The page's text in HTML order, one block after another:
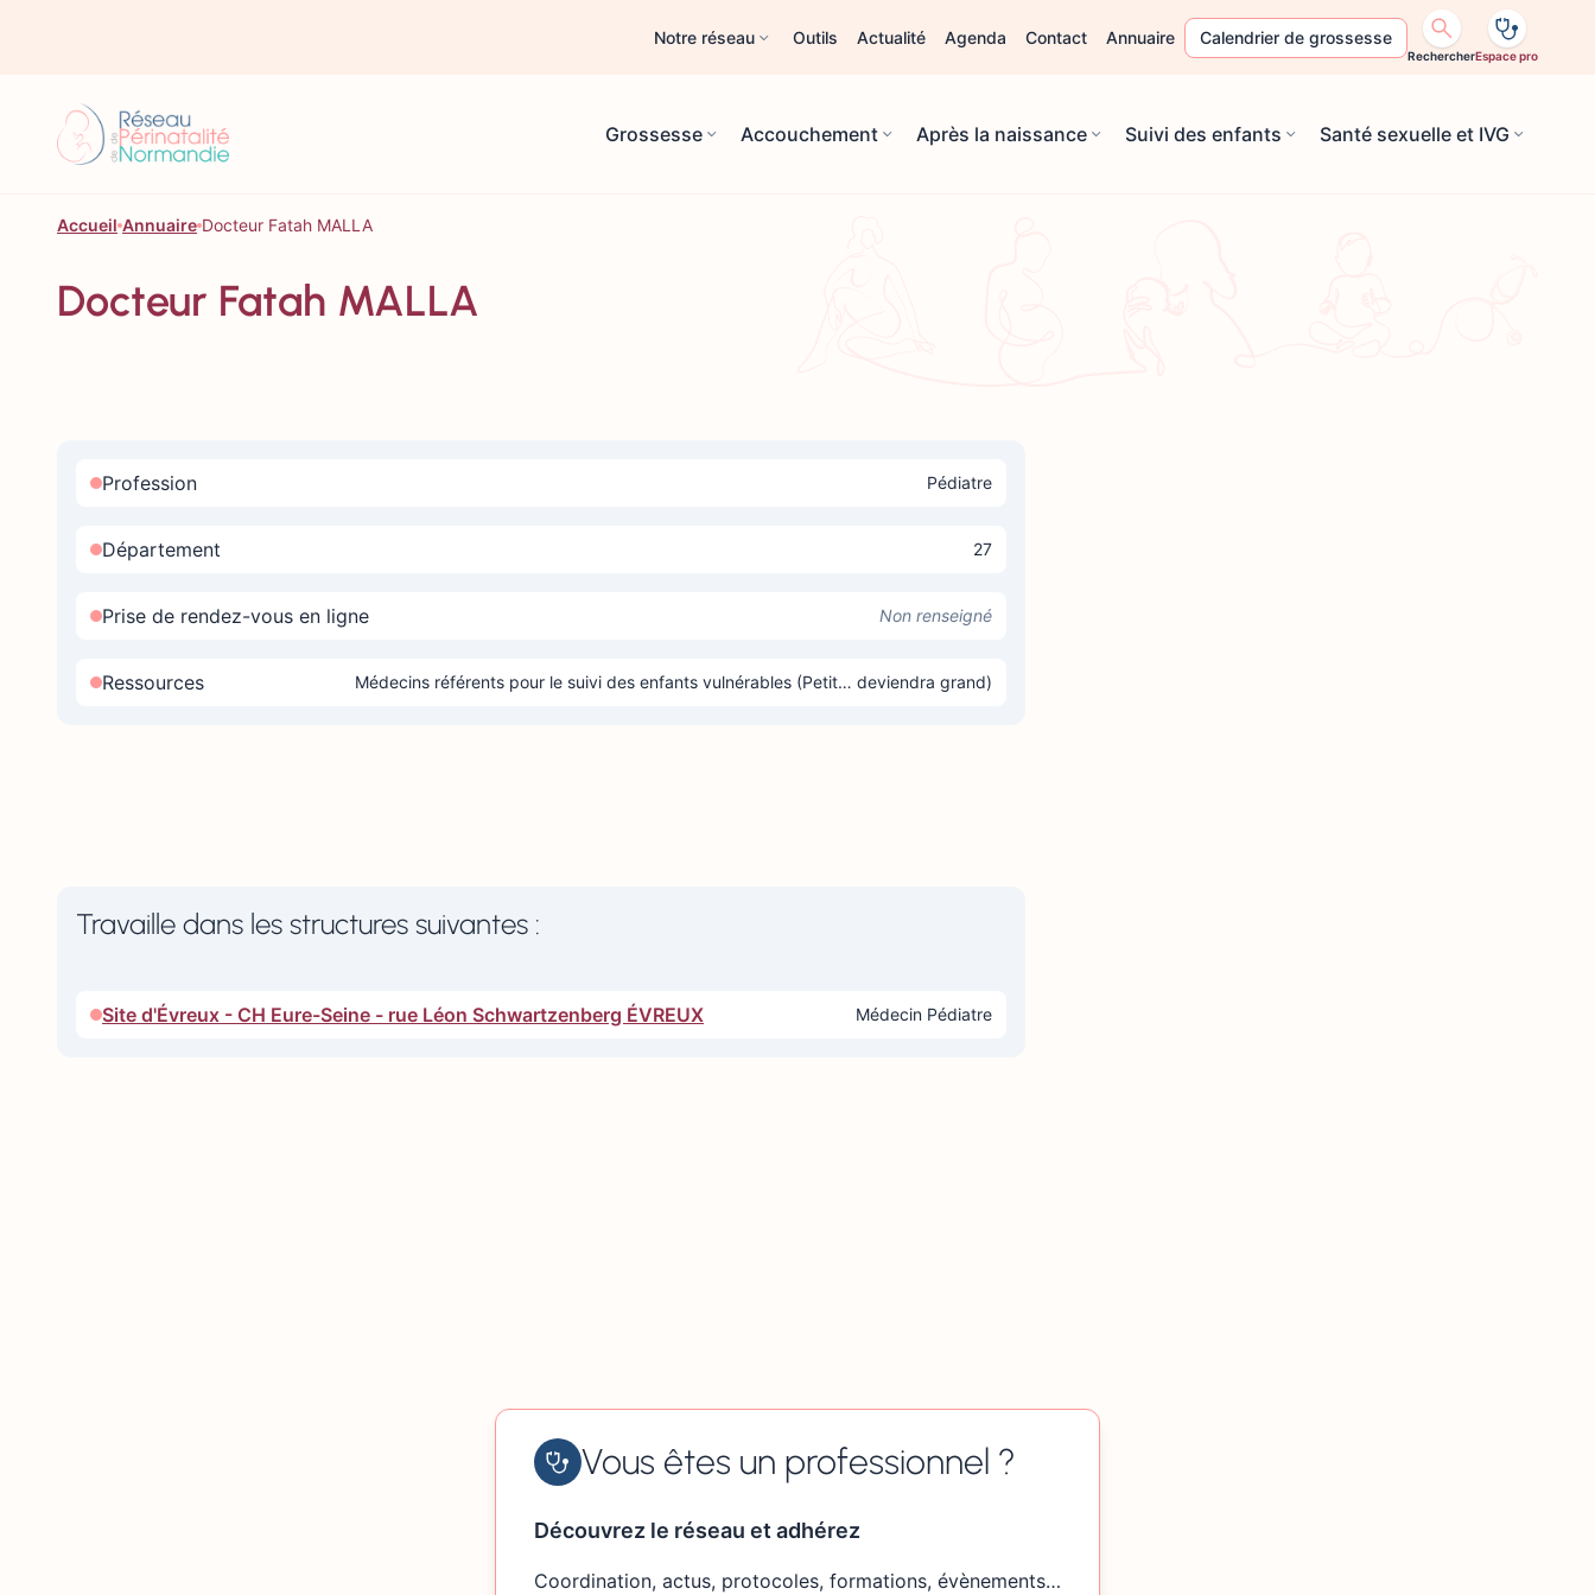
Notre réseau Outils Actualité Agenda Contact Annuaire Calendrier de grossesse
RechercherEspace pro
Grossesse Accouchement Après la naissance Suivi des enfants Santé sexuelle et IVG
Accueil Annuaire Docteur Fatah MALLA
Docteur Fatah MALLA
Profession Pédiatre
Département 27
Prise de rendez-vous en ligne Non renseigné
Ressources Médecins référents pour le suivi des enfants vulnérables (Petit… deviendra grand)
Travaille dans les structures suivantes :
Site d'Évreux - CH Eure-Seine - rue Léon Schwartzenberg ÉVREUX Médecin Pédiatre
Vous êtes un professionnel ?
Découvrez le réseau et adhérez
Coordination, actus, protocoles, formations, évènements…